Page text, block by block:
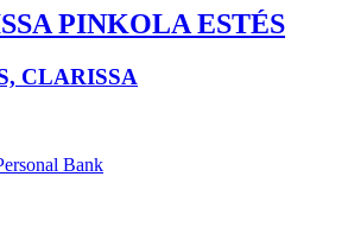
PINKOLA ESTÉS
CLARISSA